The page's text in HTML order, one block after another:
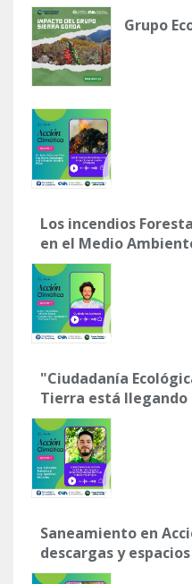
Grupo
Los incendios
en el Medio
"Ciudadanía
Tierra está llegando
Saneamiento en
descargas y
un futuro más limpio